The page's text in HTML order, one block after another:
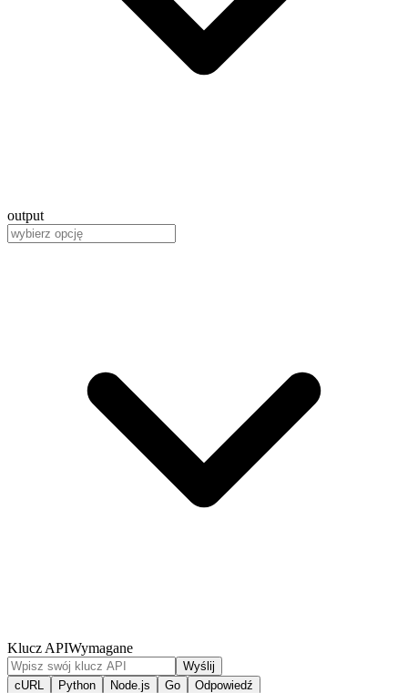
output
Klucz APIWymagane
Wyślij
cURL
Python Node.js Go Odpowiedź